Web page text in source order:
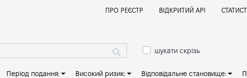
ПРО РЕЄСТР ВІДКРИТИЙ АРІ
шукати скрізь
Період подання: Високий ризик: Відповідальне становище: